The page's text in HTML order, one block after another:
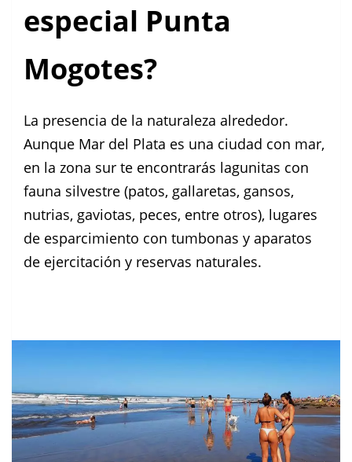
especial Punta
Mogotes?
La presencia de la naturaleza alrededor.
Aunque Mar del Plata es una ciudad con mar,
en la zona sur te encontrarás lagunitas con
fauna silvestre (patos, gallaretas, gansos,
nutrias, gaviotas, peces, entre otros), lugares
de esparcimiento con tumbonas y aparatos
de ejercitación y reservas naturales.